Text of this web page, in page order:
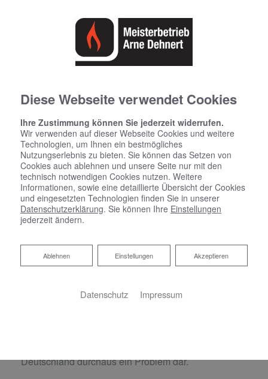
Hygienisch, komfortabel und
sicher: Trinkwasserhygiene
Ob als Durstlöscher, zur Essenszubereitung oder im
Bad – Wasser ist unser wichtigster Rohstoff und
jeder Bundesbürger täglich etwa 130 Liter. Stellen
Deutschland durchaus ein Problem dar.
Diese Webseite verwendet Cookies
Ihre Zustimmung können Sie jederzeit widerrufen.
Wir verwenden auf dieser Webseite Cookies und weitere
Technologien, um Ihnen ein bestmögliches
Nutzungserlebnis zu bieten. Sie können das Setzen von
Cookies auch ablehnen und unsere Seite nur mit den
technisch notwendigen Cookies nutzen. Weitere
Informationen, sowie eine detaillierte Übersicht der Cookies
und eingesetzten Technologien finden Sie in unserer
Datenschutzerklärung. Sie können Ihre Einstellungen
jederzeit ändern.
Akzeptieren
Einstellungen
Ablehnen
Ablehnen
Datenschutz Impressum